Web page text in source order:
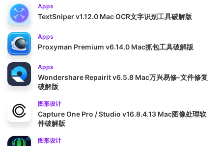
Apps
TextSniper v1.12.0 Mac OCR文字识别工具破解版
Apps
Proxyman Premium v6.14.0 Mac抓包工具破解版
Apps
Wondershare Repairit v6.5.8 Mac万兴易修-文件修复
破解版
图形设计
Capture One Pro / Studio v16.8.4.13 Mac图像处理软
件破解版
图形设计